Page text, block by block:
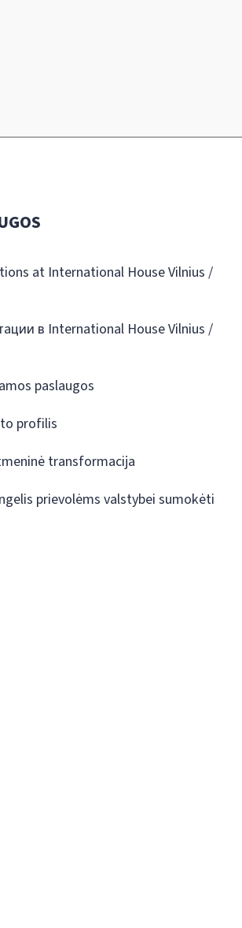
at International House Vilnius /
в International House Vilnius /
paslaugos
profilis
transformacija
prievolėms valstybei sumokėti